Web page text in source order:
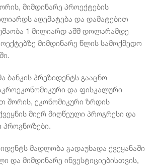
მიმდინარე პროექტების
აღემატება და დამატებით
1 მილიარდ აშშ დოლარამდე
მიმდინარე წლის სამოქმედო
ბანკის პრეზიდენტს გააცნო
და ფისკალური
შორის, ეკონომიკური ზრდის
მიერ მიღწეული პროგრესი და
პროგნოზები.
მადლობა გადაუხადა ქვეყანაში
და მიმდინარე ინვესტიციებისთვის,